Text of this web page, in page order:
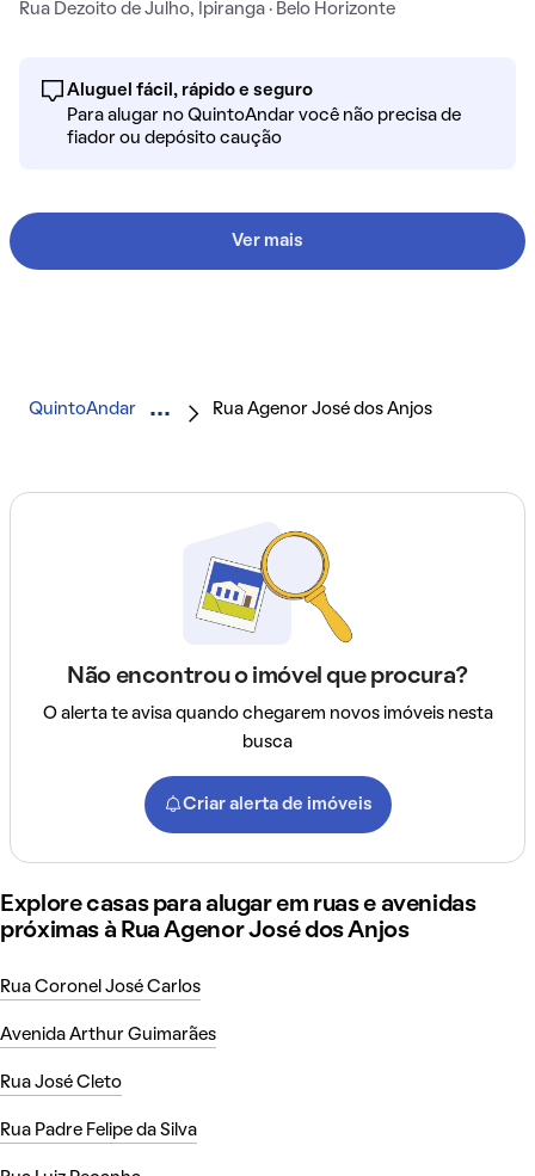
Rua Dezoito de Julho, Ipiranga · Belo Horizonte
Aluguel fácil, rápido e seguro
Para alugar no QuintoAndar você não precisa de
fiador ou depósito caução
Ver mais
QuintoAndar Rua Agenor José dos Anjos
Não encontrou o imóvel que procura?
O alerta te avisa quando chegarem novos imóveis nesta
busca
Criar alerta de imóveis
Explore casas para alugar em ruas e avenidas
próximas à Rua Agenor José dos Anjos
Rua Coronel José Carlos
Avenida Arthur Guimarães
Rua José Cleto
Rua Padre Felipe da Silva